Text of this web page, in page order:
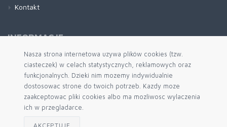
Nasza strona internetowa uzywa plików cookies (tzw.
ciasteczek) w celach statystycznych, reklamowych oraz
funkcjonalnych. Dzieki nim mozemy indywidualnie
dostosowac strone do twoich potrzeb. Kazdy moze
zaakceptowac pliki cookies albo ma mozliwosc wylaczenia
ich w przegladarce.
AKCEPTUJĘ
Kontakt
INFORMACJE
Regulamin
Kontakt
Polityka Prywatności